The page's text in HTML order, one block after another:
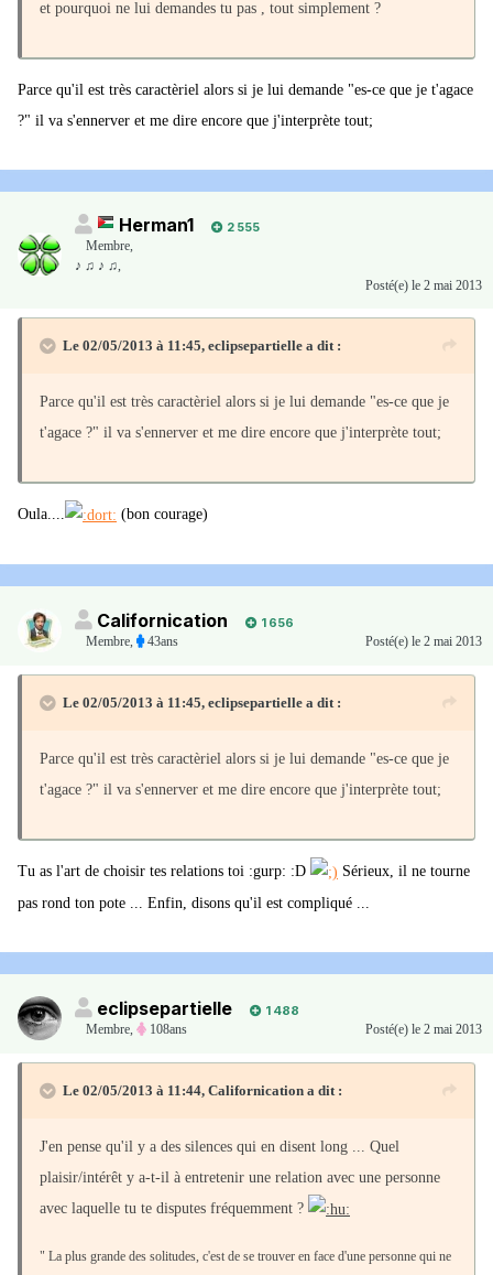
et pourquoi ne lui demandes tu pas , tout simplement ?
Parce qu'il est très caractèriel alors si je lui demande "es-ce que je t'agace
?" il va s'ennerver et me dire encore que j'interprète tout;
Herman1
2 555
Membre,
♪ ♫ ♪ ♫,
Posté(e) le 2 mai 2013
Le 02/05/2013 à 11:45, eclipsepartielle a dit :
Parce qu'il est très caractèriel alors si je lui demande "es-ce que je
t'agace ?" il va s'ennerver et me dire encore que j'interprète tout;
Oula.... (bon courage)
Californication
1 656
Membre, 43ans Posté(e) le 2 mai 2013
Le 02/05/2013 à 11:45, eclipsepartielle a dit :
Parce qu'il est très caractèriel alors si je lui demande "es-ce que je
t'agace ?" il va s'ennerver et me dire encore que j'interprète tout;
Tu as l'art de choisir tes relations toi :gurp: :D
Sérieux, il ne tourne
pas rond ton pote ... Enfin, disons qu'il est compliqué ...
eclipsepartielle
1 488
Membre, 108ans Posté(e) le 2 mai 2013
Le 02/05/2013 à 11:44, Californication a dit :
J'en pense qu'il y a des silences qui en disent long ... Quel
plaisir/intérêt y a-t-il à entretenir une relation avec une personne
avec laquelle tu te disputes fréquemment ?
" La plus grande des solitudes, c'est de se trouver en face d'une personne qui ne